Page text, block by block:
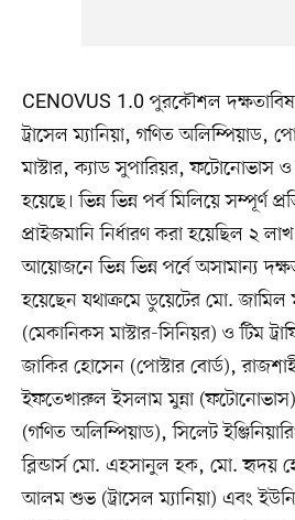
CENOVUS 1.0 পুরকৌশল
ট্রাসেল ম্যানিয়া, গণিত অলিম্পিয়াড,
মাস্টার, ক্যাড সুপারিয়র,
হয়েছে। ভিন্ন ভিন্ন পর্ব মিলিয়ে সম্পূর্ণ
প্রাইজমানি নির্ধারণ করা হয়েছিল ২
আয়োজনে ভিন্ন ভিন্ন পর্বে অসামান্য
হয়েছেন যথাক্রমে ডুয়েটের মো.
(মেকানিকস মাস্টার-সিনিয়র) ও টিম
জাকির হোসেন (পোস্টার বোর্ড),
ইফতেখারুল ইসলাম মুন্না
(গণিত অলিম্পিয়াড), সিলেট
ব্লিন্ডার্স মো. এহসানুল হক, মো.
আলম শুভ (ট্রাসেল ম্যানিয়া) এবং